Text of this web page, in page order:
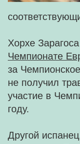
Хорхе
Чемпионате
за
не получил
участие в
году.
Другой